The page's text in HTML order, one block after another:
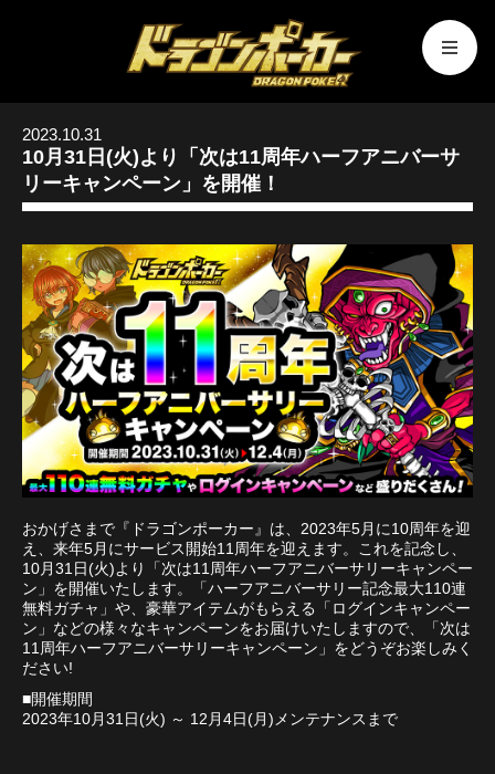
2023.10.31
10月31日(火)より「次は11周年ハーフアニバーサ
リーキャンペーン」を開催！
おかげさまで『ドラゴンポーカー』は、2023年5月に10周年を迎
え、来年5月にサービス開始11周年を迎えます。これを記念し、
10月31日(火)より「次は11周年ハーフアニバーサリーキャンペー
ン」を開催いたします。「ハーフアニバーサリー記念最大110連
無料ガチャ」や、豪華アイテムがもらえる「ログインキャンペー
ン」などの様々なキャンペーンをお届けいたしますので、「次は
11周年ハーフアニバーサリーキャンペーン」をどうぞお楽しみく
ださい!
■開催期間
2023年10月31日(火) ～ 12月4日(月)メンテナンスまで